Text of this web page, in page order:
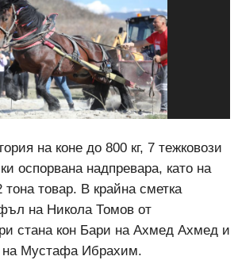
на коне до 800 кг, 7 тежковози
оспорвана надпревара, като на
товар. В крайна сметка
на Никола Томов от
стана кон Бари на Ахмед Ахмед и
на Мустафа Ибрахим.